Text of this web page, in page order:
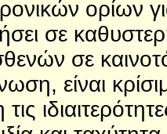
ορίων
σε
σε
είναι